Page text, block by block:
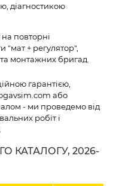
діагностикою
повторні
"мат + регулятор",
монтажних бригад.
гарантією,
або
- ми проведемо від
робіт і
КАТАЛОГУ, 2026-